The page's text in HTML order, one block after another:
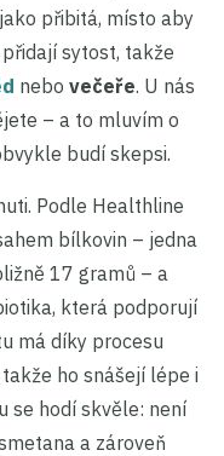
přibitá, místo aby
sytost, takže
nebo večeře. U nás
– a to mluvím o
budí skepsi.
Podle Healthline
bílkovin – jedna
17 gramů – a
která podporují
má díky procesu
ho snášejí lépe i
se hodí skvěle: není
a zároveň